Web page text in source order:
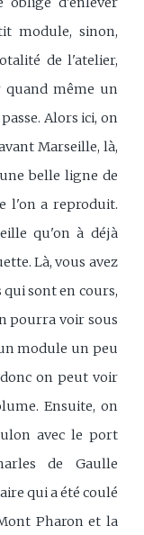
module, sinon,
de l'atelier,
quand même un
Alors ici, on
Marseille, là,
belle ligne de
l'on a reproduit.
qu'on à déjà
Là, vous avez
qui sont en cours,
pourra voir sous
module un peu
on peut voir
Ensuite, on
avec le port
de Gaulle
qui a été coulé
Pharon et la